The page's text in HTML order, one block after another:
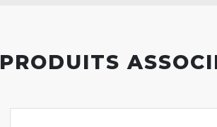
PRODUITS